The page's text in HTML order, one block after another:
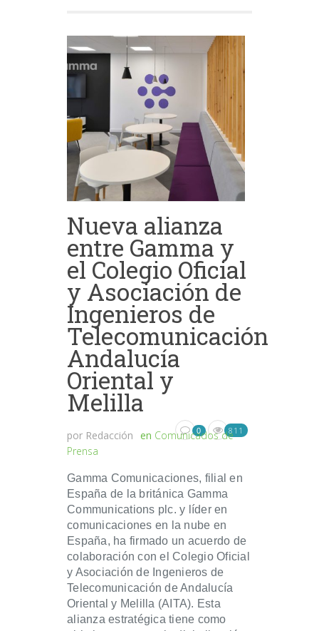
Nueva alianza
entre Gamma y
el Colegio Oficial
y Asociación de
Ingenieros de
Telecomunicación
Andalucía
Oriental y
Melilla
por Redacción en Comunicados de
Prensa
0 811
Gamma Comunicaciones, filial en
España de la británica Gamma
Communications plc. y líder en
comunicaciones en la nube en
España, ha firmado un acuerdo de
colaboración con el Colegio Oficial
y Asociación de Ingenieros de
Telecomunicación de Andalucía
Oriental y Melilla (AITA). Esta
alianza estratégica tiene como